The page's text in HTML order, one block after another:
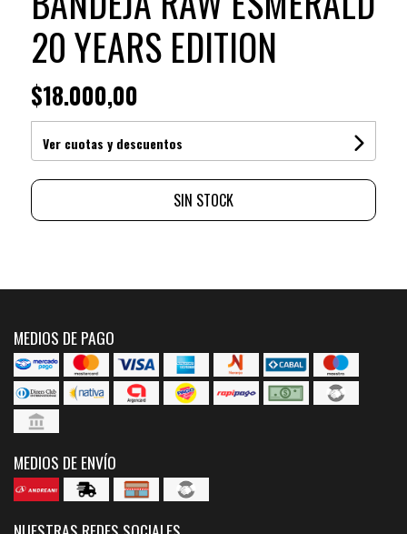
20 YEARS EDITION
$18.000,00
Ver cuotas y descuentos
SIN STOCK
MEDIOS DE PAGO
MEDIOS DE ENVÍO